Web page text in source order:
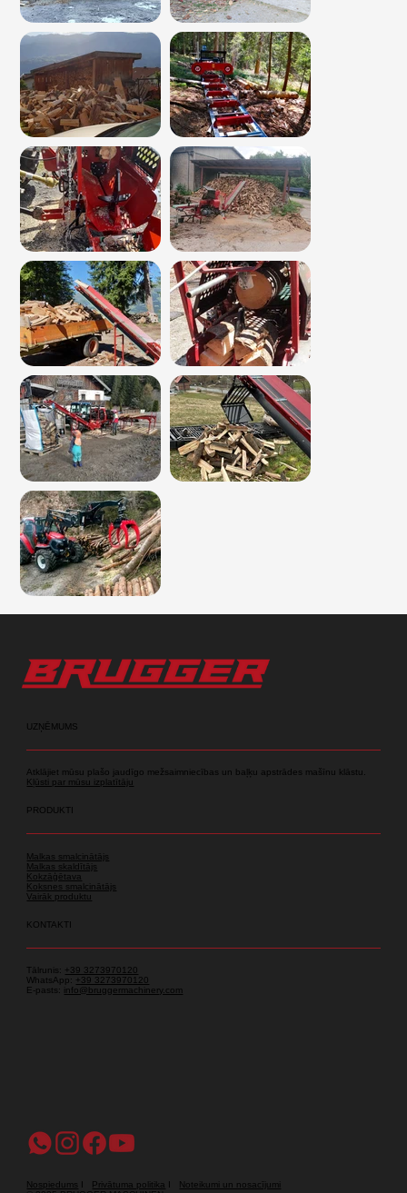
Tālrunis: +39 3273970120
WhatsApp: +39 3273970120
E-pasts:
info@bruggermachinery.com
KONTAKTI
PRODUKTI
Malkas smalcinātājs
Malkas skaldītājs
Kokzāģētava
Koksnes smalcinātājs
Vairāk produktu
Atklājiet mūsu plašo jaudīgo mežsaimniecības un baļķu apstrādes mašīnu klāstu.
Kļūsti par mūsu izplatītāju
UZŅĒMUMS
Nospiedums I Privātuma politika I
Noteikumi un nosacījumi